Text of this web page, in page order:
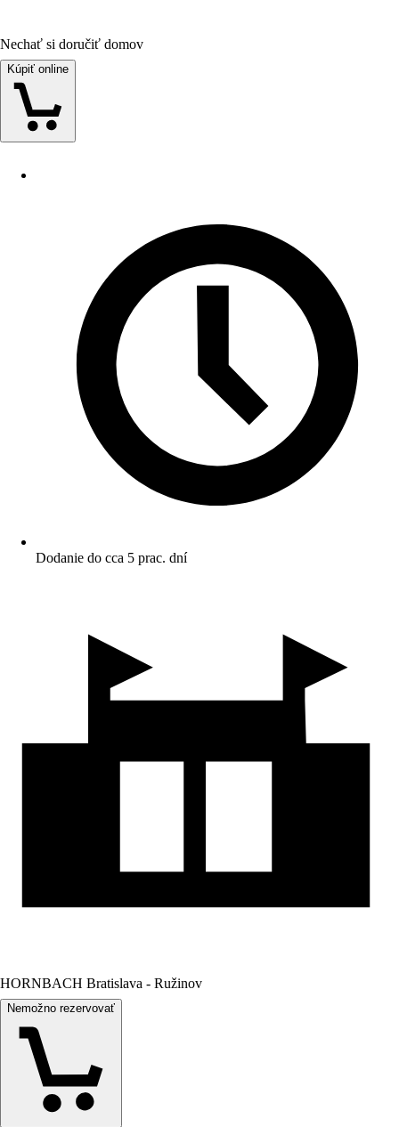
Nechať si doručiť domov
Kúpiť online
Dodanie do cca 5 prac. dní
HORNBACH Bratislava - Ružinov
Nemožno rezervovať